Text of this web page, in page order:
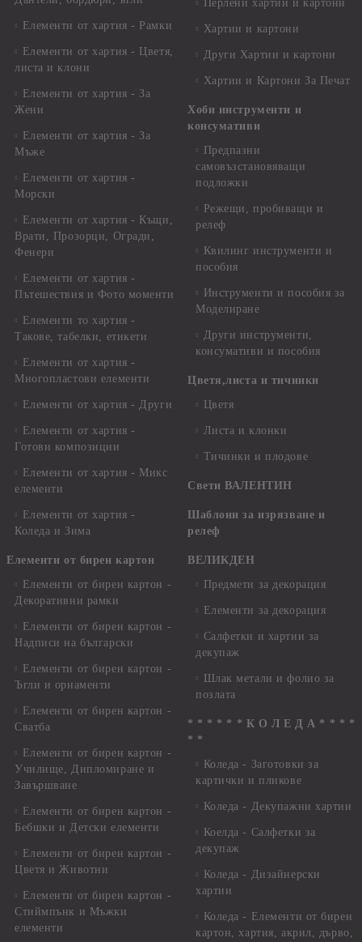
Елементи от хартия - Рамки
Елементи от хартия - Цветя,
листа и клони
Елементи от хартия - За
Жени
Елементи от хартия - За
Мъже
Елементи от хартия -
Морски
Елементи от хартия - Къщи,
Врати, Прозорци, Огради,
Фенери
Елементи от хартия -
Пътешествия и Фото моменти
Елементи то хартия -
Такове, табелки, етикети
Елементи от хартия -
Многопластови елементи
Елементи от хартия - Други
Елементи от хартия -
Готови композиции
Елементи от хартия - Микс
елементи
Елементи от хартия -
Коледа и Зима
Елементи от бирен картон
Елементи от бирен картон -
Декоративни рамки
Елементи от бирен картон -
Надписи на български
Елементи от бирен картон -
Ъгли и орнаменти
Елементи от бирен картон -
Сватба
Елементи от бирен картон -
Училище, Дипломиране и
Завършване
Елементи от бирен картон -
Бебшки и Детски елементи
Елементи от бирен картон -
Цветя и Животни
Елементи от бирен картон -
Стиймпънк и Мъжки
елементи
Перлени хартии и картони
Хартии и картони
Други Хартии и картони
Хартии и Картони За Печат
Хоби инструменти и
консумативи
Предпазни
самовъзстановяващи
подложки
Режещи, пробиващи и
релеф
Квилинг инструменти и
пособия
Инструменти и пособия за
Моделиране
Други инструменти,
консумативи и пособия
Цветя,листа и тичинки
Цветя
Листа и клонки
Тичинки и плодове
Свети ВАЛЕНТИН
Шаблони за изрязване и
релеф
ВЕЛИКДЕН
Предмети за декорация
Елементи за декорация
Салфетки и хартии за
декупаж
Шлак метали и фолио за
позлата
* * * * * * К О Л Е Д А * * * *
* *
Коледа - Заготовки за
картички и пликове
Коледа - Декупажни хартии
Коелда - Салфетки за
декупаж
Коледа - Дизайнерски
хартии
Коледа - Eлементи от бирен
картон, хартия, акрил, дърво,